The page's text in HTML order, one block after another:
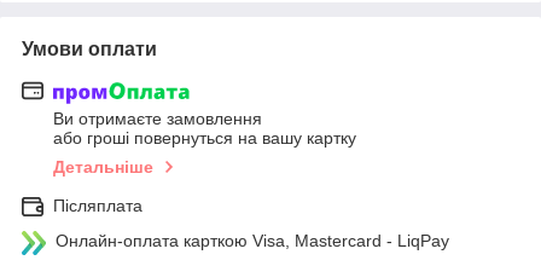
Умови оплати
Ви отримаєте замовлення
або гроші повернуться на вашу картку
Детальніше
Післяплата
Онлайн-оплата карткою Visa, Mastercard - LiqPay